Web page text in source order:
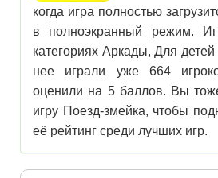
когда игра полностью
в полноэкранный режим.
категориях Аркады, Для
нее играли уже 664
оценили на 5 баллов. Вы
игру Поезд-змейка, чтобы
её рейтинг среди лучших игр.